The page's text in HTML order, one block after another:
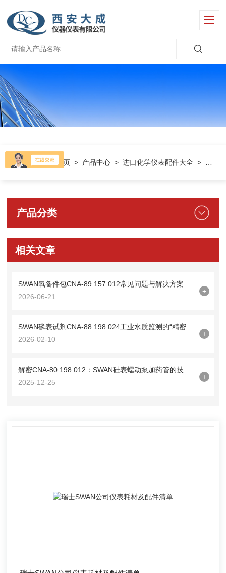
当前位置： 首页 > 产品中心 >进口化学仪表配件大全 >
产品分类
相关文章
SWAN氧备件包CNA-89.157.012常见问题与解决方案
2026-06-21
+
2026-02-10
+
2025-12-25
+